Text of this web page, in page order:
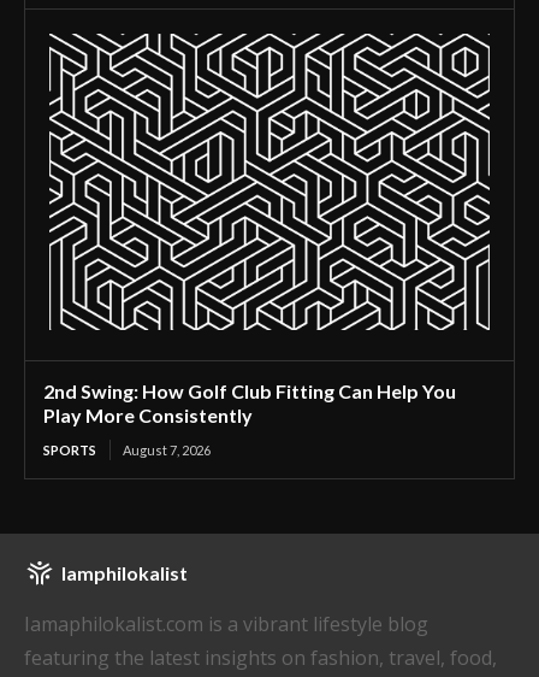
2nd Swing: How Golf Club Fitting Can Help You
Play More Consistently
SPORTS August 7, 2026
Iamphilokalist
Iamaphilokalist.com is a vibrant lifestyle blog
featuring the latest insights on fashion, travel, food,